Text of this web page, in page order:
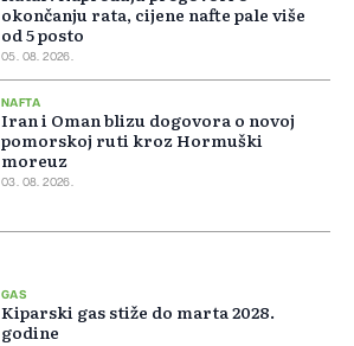
okončanju rata, cijene nafte pale više
od 5 posto
05. 08. 2026.
NAFTA
Iran i Oman blizu dogovora o novoj
pomorskoj ruti kroz Hormuški
moreuz
03. 08. 2026.
GAS
Kiparski gas stiže do marta 2028.
godine